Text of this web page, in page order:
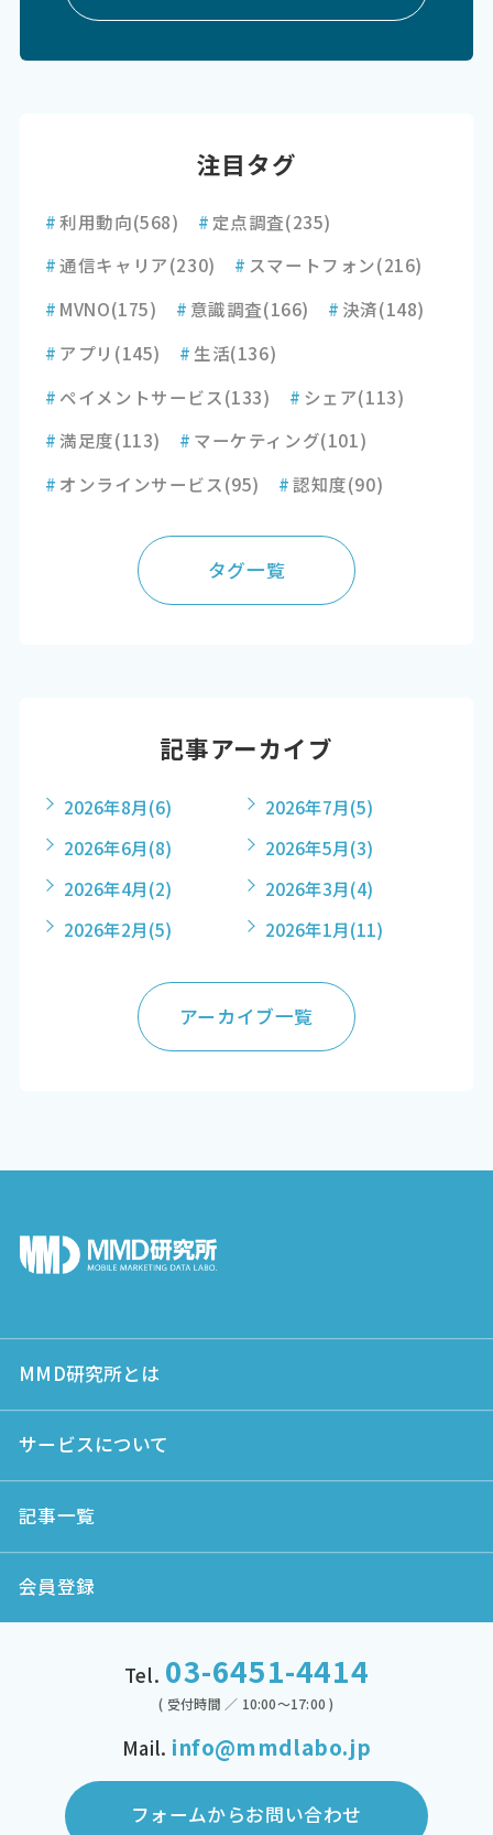
注目タグ
#利用動向(568) # 定点調査(235)
#通信キャリア(230) # スマートフォン(216)
# MVNO(175) # 意識調査(166) # 決済(148)
# アプリ (145) # 生活(136)
# ペイメントサービス(133) # シェア(113)
#満足度(113) # マーケティング(101)
# オンラインサービス(95) #認知度(90)
タグ一覧
記事アーカイブ
2026年8月(6) 2026年7月(5)
2026年6月(8) 2026年5月(3)
2026年4月(2) 2026年3月(4)
2026年2月(5) 2026年1月(11)
アーカイブ一覧
MMD研究所とは
サービスについて
記事一覧
会員登録
Tel. 03-6451-4414
( 受付時間 ／ 10:00～17:00 )
Mail. info@mmdlabo.jp
フォームからお問い合わせ